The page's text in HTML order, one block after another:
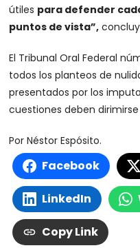
útiles para defender
puntos de vista”,
El Tribunal Oral Federal
todos los planteos de
presentados por los
cuestiones deben
Por Néstor Espósito.
Facebook
LinkedIn
Copy Link